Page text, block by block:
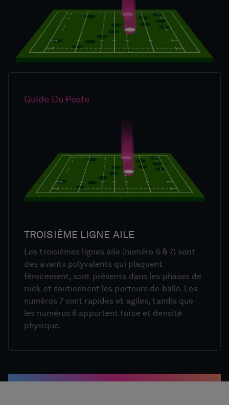
Guide Du Poste
TROISIÈME LIGNE AILE
Les troisièmes lignes aile (numéro 6 & 7) sont
des avants polyvalents qui plaquent
férocement, sont présents dans les phases de
ruck et soutiennent les porteurs de balle. Les
numéros 7 sont rapides et agiles, tandis que
les numéros 6 apportent force et densité
physique.